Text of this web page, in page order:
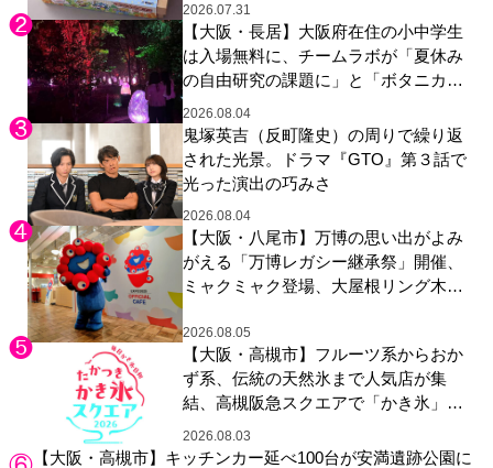
2026.07.31
【大阪・長居】大阪府在住の小中学生
は入場無料に、チームラボが「夏休み
の自由研究の課題に」と「ボタニカル
ガーデン 大阪」へ招待
2026.08.04
鬼塚英吉（反町隆史）の周りで繰り返
された光景。ドラマ『GTO』第３話で
光った演出の巧みさ
2026.08.04
【大阪・八尾市】万博の思い出がよみ
がえる「万博レガシー継承祭」開催、
ミャクミャク登場、大屋根リング木材
展示も
2026.08.05
【大阪・高槻市】フルーツ系からおか
ず系、伝統の天然氷まで人気店が集
結、高槻阪急スクエアで「かき氷」祭
り
2026.08.03
【大阪・高槻市】キッチンカー延べ100台が安満遺跡公園に